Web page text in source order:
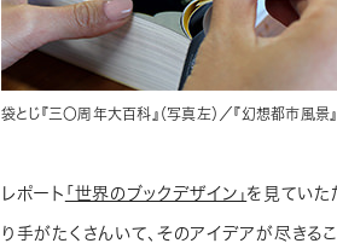
袋とじ『三〇周年大百科』（写真左）／『幻想都市風景』
レポート 「世界のブックデザイン」 を見ていた
り手がたくさんいて、そのアイデアが尽きる